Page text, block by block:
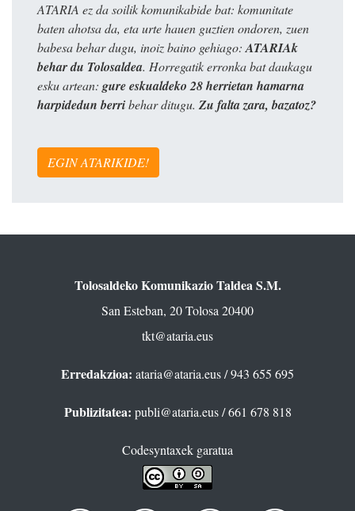
ATARIA ez da soilik komunikabide bat: komunitate
baten ahotsa da, eta urte hauen guztien ondoren, zuen
babesa behar dugu, inoiz baino gehiago: ATARIAk
behar du Tolosaldea. Horregatik erronka bat daukagu
esku artean: gure eskualdeko 28 herrietan hamarna
harpidedun berribehar ditugu. Zu falta zara, bazatoz?
EGIN ATARIKIDE!
Tolosaldeko Komunikazio Taldea S.M.
San Esteban, 20 Tolosa 20400
tkt@ataria.eus
Erredakzioa: ataria@ataria.eus/ 943 655 695
Publizitatea: publi@ataria.eus/ 661 678 818
Codesyntaxek garatua